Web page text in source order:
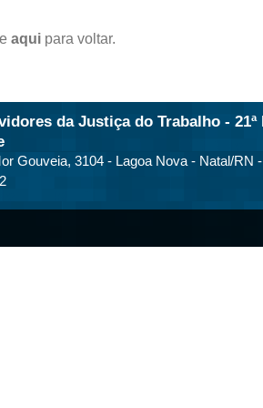
aqui para voltar.
da Justiça do Trabalho - 21ª
Gouveia, 3104 - Lagoa Nova - Natal/RN